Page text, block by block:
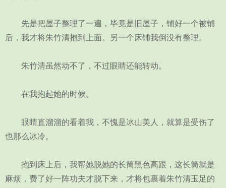
先是把屋子整理了一遍，毕竟是旧屋子，铺好一个被铺
后，我才将朱竹清抱到上面。另一个床铺我倒没有整理。
朱竹清虽然动不了，不过眼睛还能转动。
在我抱起她的时候。
眼睛直溜溜的看着我，不愧是冰山美人，就算是受伤了
也那么冰冷。
抱到床上后，我帮她脱她的长筒黑色高跟，这长筒就是
麻烦，费了好一阵功夫才脱下来，才将包裹着朱竹清玉足的